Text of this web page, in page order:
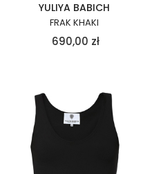
YULIYA BABICH
FRAK KHAKI
690,00 zł